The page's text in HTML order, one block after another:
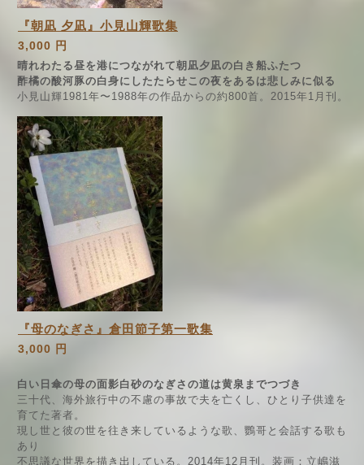
『朝凪 夕凪』小見山輝歌集
3,000 円
晴れわたる昼を港につながれて朝凪夕凪の白き船ふたつ
酢橘の酸河豚の白身にしたたらせこの夜をあるは悲しみに似る
小見山輝1981年〜1988年の作品からの約800首。2015年1月刊。
『母のなぎさ』倉田節子第一歌集
3,000 円
白い日傘の母の面影白砂のなぎさの道は黄泉までつづき
三十代、海外旅行中の不慮の事故で夫を亡くし、ひとり子供達を
育てた著者。
現し世と彼の世を往き来しているような歌、鸚哥と会話する歌も
あり
不思議な世界を描き出している。2014年12月刊。装画：立嶋滋